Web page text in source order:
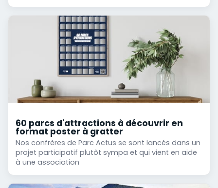
60 parcs d'attractions à découvrir en
format poster à gratter
Nos confrères de Parc Actus se sont lancés dans un
projet participatif plutôt sympa et qui vient en aide
à une association